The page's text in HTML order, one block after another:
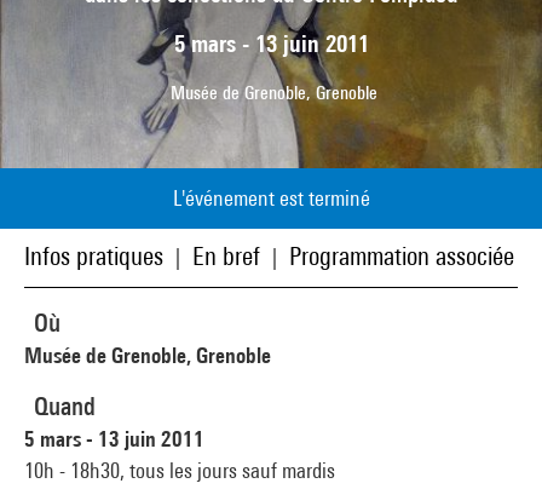
5 mars - 13 juin 2011
Musée de Grenoble, Grenoble
L'événement est terminé
Infos pratiques En bref Programmation associée
Où
Musée de Grenoble, Grenoble
Quand
5 mars - 13 juin 2011
10h - 18h30, tous les jours sauf mardis